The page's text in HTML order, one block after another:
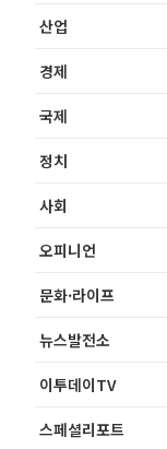
산업
경제
국제
정치
사회
오피니언
문화·라이프
뉴스발전소
이투데이TV
스페셜리포트